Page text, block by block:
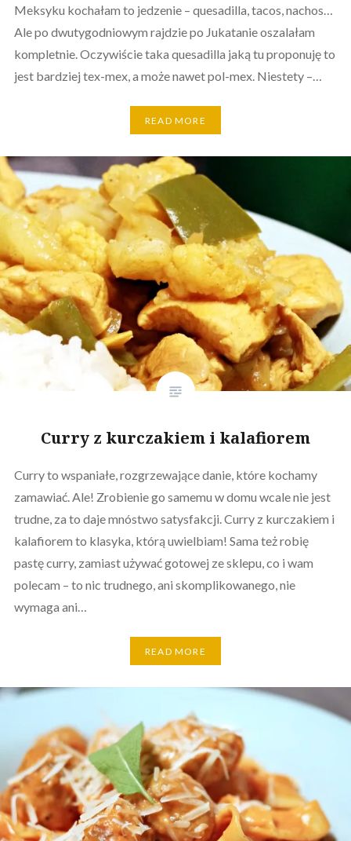
Meksyku kochałam to jedzenie – quesadilla, tacos, nachos…
Ale po dwutygodniowym rajdzie po Jukatanie oszalałam
kompletnie. Oczywiście taka quesadilla jaką tu proponuję to
jest bardziej tex-mex, a może nawet pol-mex. Niestety –…
READ MORE
Curry z kurczakiem i kalafiorem
Curry to wspaniałe, rozgrzewające danie, które kochamy
zamawiać. Ale! Zrobienie go samemu w domu wcale nie jest
trudne, za to daje mnóstwo satysfakcji. Curry z kurczakiem i
kalafiorem to klasyka, którą uwielbiam! Sama też robię
pastę curry, zamiast używać gotowej ze sklepu, co i wam
polecam – to nic trudnego, ani skomplikowanego, nie
wymaga ani…
READ MORE